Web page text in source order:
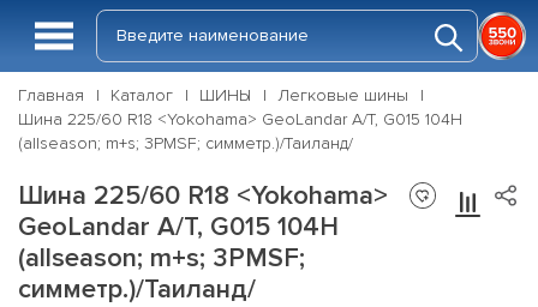
Главная Каталог ШИНЫ
Легковые шины
Шина 225/60 R18 <Yokohama> GeoLandar A/T, G015 104H
(allseason; m+s; 3PMSF; симметр.)/Таиланд/
Шина 225/60 R18 <Yokohama>
GeoLandar A/T, G015 104H
(allseason; m+s; 3PMSF;
симметр.)/Таиланд/